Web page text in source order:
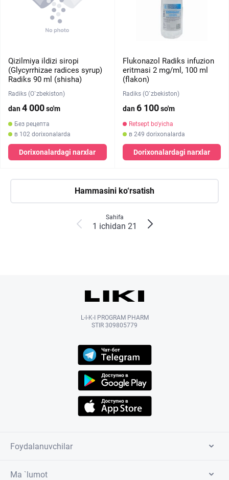
Qizilmiya ildizi siropi
(Glycyrrhizae radices syrup)
Radiks 90 ml (shisha)
Radiks (O`zbekiston)
dan4 000so'm
Без рецепта
в 102 dorixonalarda
Dorixonalardagi narxlar
Flukonazol Radiks infuzion
eritmasi 2 mg/ml, 100 ml
(flakon)
Radiks (O`zbekiston)
dan6 100so'm
Retsept bo'yicha
в 249 dorixonalarda
Dorixonalardagi narxlar
Hammasini ko‘rsatish
Sahifa
1 ichidan 21
L-I-K-I PROGRAM PHARM
STIR 309805779
Foydalanuvchilar
Ma `lumot